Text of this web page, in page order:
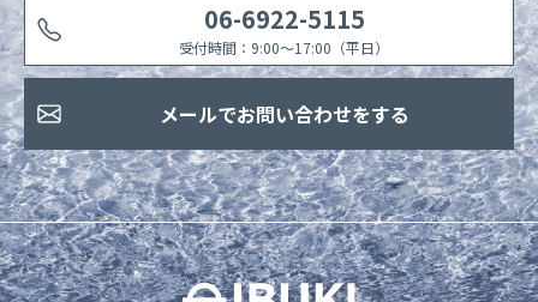
06-6922-5115
受付時間：9:00〜17:00（平日）
メールでお問い合わせをする